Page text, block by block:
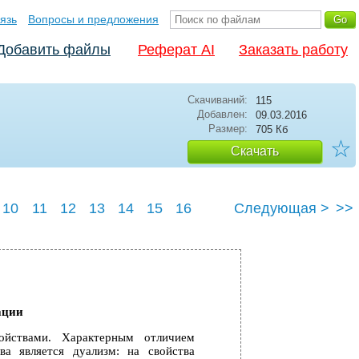
Вопросы и предложения
файлы Реферат AI Заказать работу
Скачиваний:
115
Добавлен:
09.03.2016
Размер:
705 Кб
Скачать ☆
10 11 12 13 14 15 16 Следующая > >>
Характерным отличием
является дуализм: на свойства